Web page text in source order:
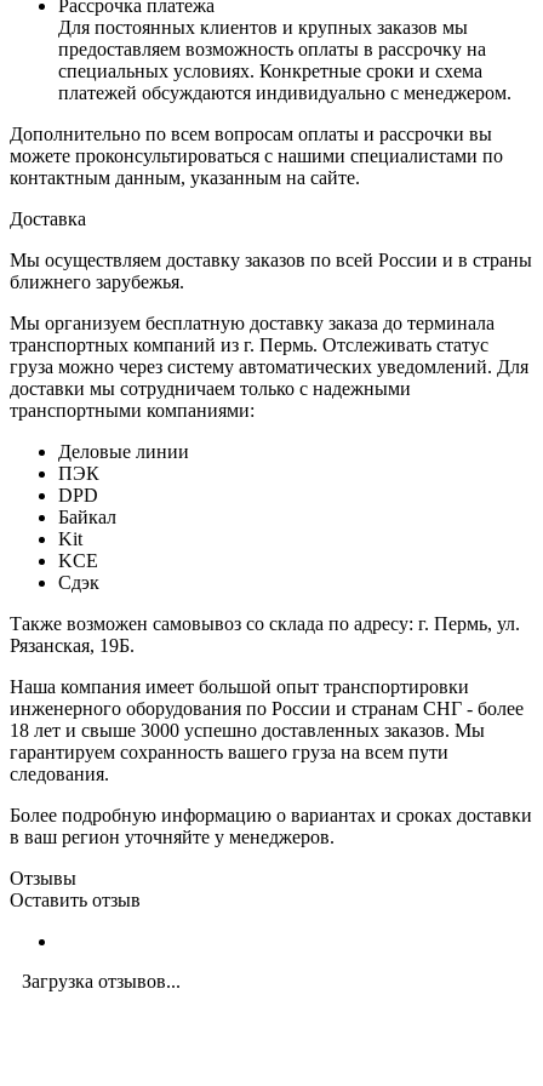
Рассрочка платежа
Для постоянных клиентов и крупных заказов мы
предоставляем возможность оплаты в рассрочку на
специальных условиях. Конкретные сроки и схема
платежей обсуждаются индивидуально с менеджером.
Дополнительно по всем вопросам оплаты и рассрочки вы
можете проконсультироваться с нашими специалистами по
контактным данным, указанным на сайте.
Доставка
Мы осуществляем доставку заказов по всей России и в страны
ближнего зарубежья.
Мы организуем бесплатную доставку заказа до терминала
транспортных компаний из г. Пермь. Отслеживать статус
груза можно через систему автоматических уведомлений. Для
доставки мы сотрудничаем только с надежными
транспортными компаниями:
Деловые линии
ПЭК
DPD
Байкал
Kit
KCE
Сдэк
Также возможен самовывоз со склада по адресу: г. Пермь, ул.
Рязанская, 19Б.
Наша компания имеет большой опыт транспортировки
инженерного оборудования по России и странам СНГ - более
18 лет и свыше 3000 успешно доставленных заказов. Мы
гарантируем сохранность вашего груза на всем пути
следования.
Более подробную информацию о вариантах и сроках доставки
в ваш регион уточняйте у менеджеров.
Отзывы
Оставить отзыв
Загрузка отзывов...